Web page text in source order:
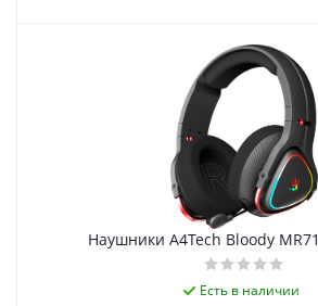
Наушники A4Tech Bloody
Есть в наличии